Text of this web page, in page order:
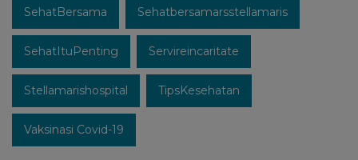
SehatBersama Sehatbersamarsstellamaris
SehatItuPenting Servireincaritate
Stellamarishospital TipsKesehatan
Vaksinasi Covid-19